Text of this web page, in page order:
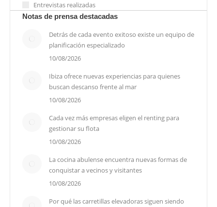
Entrevistas realizadas
Notas de prensa destacadas
Detrás de cada evento exitoso existe un equipo de
planificación especializado
10/08/2026
Ibiza ofrece nuevas experiencias para quienes
buscan descanso frente al mar
10/08/2026
Cada vez más empresas eligen el renting para
gestionar su flota
10/08/2026
La cocina abulense encuentra nuevas formas de
conquistar a vecinos y visitantes
10/08/2026
Por qué las carretillas elevadoras siguen siendo